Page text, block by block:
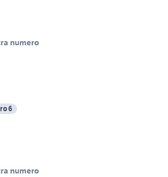
numero
6
numero